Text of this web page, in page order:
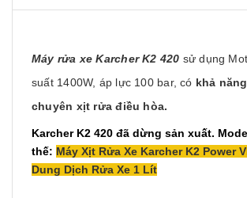
Máy rửa xe Karcher K2 420 sử dụng
suất 1400W, áp lực 100 bar, có khả
chuyên xịt rửa điều hòa.
Karcher K2 420 đã dừng sản xuất.
thế: Máy Xịt Rửa Xe Karcher K2 Power
Dung Dịch Rửa Xe 1 Lít